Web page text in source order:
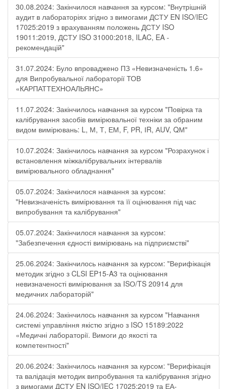
30.08.2024: Закінчилося навчання за курсом: "Внутрішній
аудит в лабораторіях згідно з вимогами ДСТУ EN ISO/IEC
17025:2019 з врахуванням положень ДСТУ ISO
19011:2019, ДСТУ ISO 31000:2018, ILAC, EA -
рекомендацій"
31.07.2024: Було впроваджено ПЗ «Невизначеність 1.6»
для Випробувальної лабораторії ТОВ
«КАРПАТТЕХНОАЛЬЯНС»
11.07.2024: Закінчилось навчання за курсом "Повірка та
калібрування засобів вимірювальної техніки за обраним
видом вимірювань: L, М, Т, ЕМ, F, РR, ІR, АUV, QМ"
10.07.2024: Закінчилось навчання за курсом "Розрахунок і
встановлення міжкалібрувальних інтервалів
вимірювального обладнання"
05.07.2024: Закінчилося навчання за курсом:
"Невизначеність вимірювання та її оцінювання під час
випробування та калібрування"
05.07.2024: Закінчилося навчання за курсом:
"Забезпечення єдності вимірювань на підприємстві"
25.06.2024: Закінчилось навчання за курсом: "Верифікація
методик згідно з CLSI EP15-A3 та оцінювання
невизначеності вимірювання за ISО/TS 20914 для
медичних лабораторій"
24.06.2024: Закінчилось навчання за курсом "Навчання
системі управління якістю згідно з ISO 15189:2022
«Медичні лабораторії. Вимоги до якості та
компетентності"
20.06.2024: Закінчилось навчання за курсом: "Верифікація
та валідація методик випробування та калібрування згідно
з вимогами ДСТУ EN ISO/IEC 17025:2019 та ЕА-